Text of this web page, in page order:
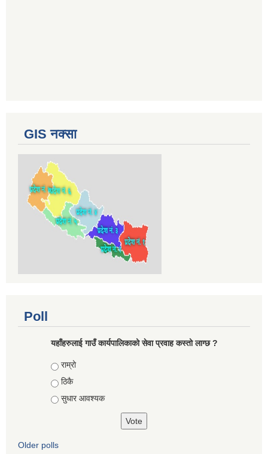
GIS नक्सा
Poll
यहाँहरुलाई गाउँ कार्यपालिकाको सेवा प्रवाह कस्तो लाग्छ ?
Choices
राम्रो
ठिकै
सुधार आवश्यक
Older polls